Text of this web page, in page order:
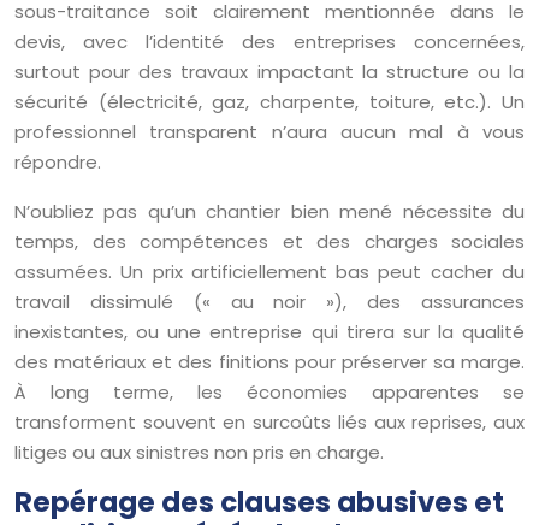
sous-traitance soit clairement mentionnée dans le
devis, avec l’identité des entreprises concernées,
surtout pour des travaux impactant la structure ou la
sécurité (électricité, gaz, charpente, toiture, etc.). Un
professionnel transparent n’aura aucun mal à vous
répondre.
N’oubliez pas qu’un chantier bien mené nécessite du
temps, des compétences et des charges sociales
assumées. Un prix artificiellement bas peut cacher du
travail dissimulé (« au noir »), des assurances
inexistantes, ou une entreprise qui tirera sur la qualité
des matériaux et des finitions pour préserver sa marge.
À long terme, les économies apparentes se
transforment souvent en surcoûts liés aux reprises, aux
litiges ou aux sinistres non pris en charge.
Repérage des clauses abusives et